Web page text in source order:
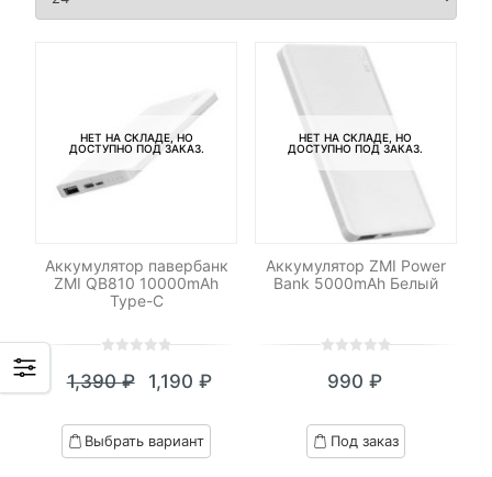
НЕТ НА СКЛАДЕ, НО
ДОСТУПНО ПОД ЗАКАЗ.
Аккумулятор павербанк
ZMI QB810 10000mAh
Type-C
out
based
on
1,390₽
Первоначальная
цена
составляла
1,190 ₽
Текущая
цена:
1,190 ₽.
Выбрать вариант
НЕТ НА СКЛАДЕ, НО
ДОСТУПНО ПОД ЗАКАЗ.
Аккумулятор ZMI Power
Bank 5000mAh Белый
out
based
on
990 ₽
Под заказ